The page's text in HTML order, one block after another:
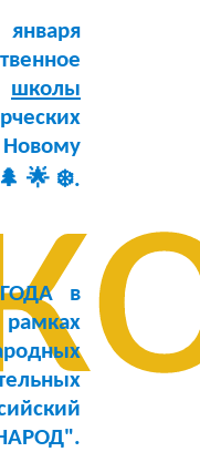
школы
в
рамках